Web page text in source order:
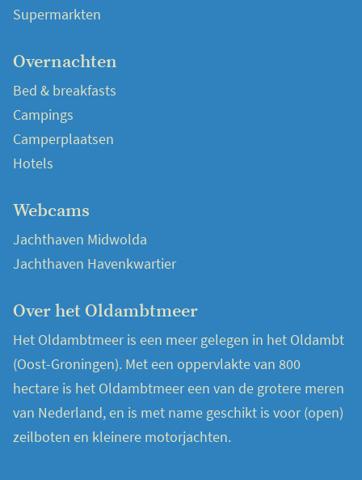
Supermarkten
Overnachten
Bed & breakfasts
Campings
Camperplaatsen
Hotels
Webcams
Jachthaven Midwolda
Jachthaven Havenkwartier
Over het Oldambtmeer
Het Oldambtmeer is een meer gelegen in het Oldambt
(Oost-Groningen). Met een oppervlakte van 800
hectare is het Oldambtmeer een van de grotere meren
van Nederland, en is met name geschikt is voor (open)
zeilboten en kleinere motorjachten.